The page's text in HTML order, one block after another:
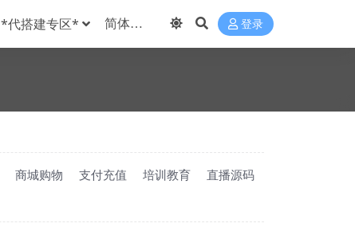
*代搭建专区* 登录
商城购物 支付充值 培训教育
直播源码